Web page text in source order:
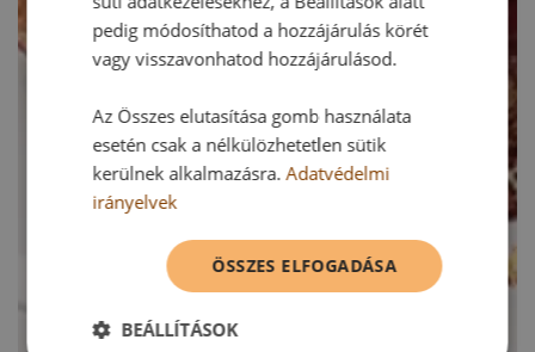
pedig módosíthatod a hozzájárulás körét
vagy visszavonhatod hozzájárulásod.
Az Összes elutasítása gomb használata
esetén csak a nélkülözhetetlen sütik
kerülnek alkalmazásra.Adatvédelmi
irányelvek
ÖSSZES ELFOGADÁSA
BEÁLLÍTÁSOK